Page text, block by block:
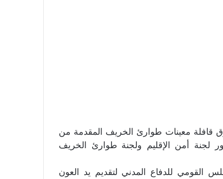
قافلة معينات طوارئ الخريف المقدمة من
لجنة أمن الإقليم ولجنة طوارئ الخريف
القومي للدفاع المدني لتقديم يد العون